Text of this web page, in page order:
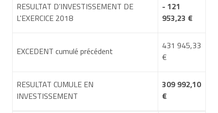
RESULTAT D’INVESTISSEMENT DE
L'EXERCICE 2018
- 121
953,23 €
EXCEDENT cumulé précédent
431 945,33
€
RESULTAT CUMULE EN
INVESTISSEMENT
309 992,10
€